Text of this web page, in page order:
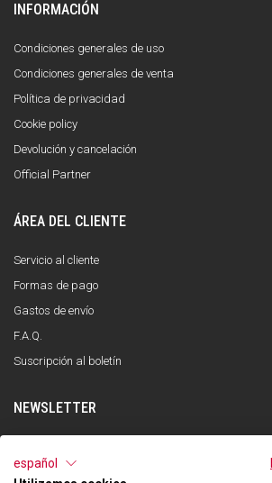
INFORMACIÓN
Condiciones generales de uso
Condiciones generales de venta
Política de privacidad
Cookie policy
Devolución y cancelación
Official Partner
ÁREA DEL CLIENTE
Servicio al cliente
Formas de pago
Gastos de envío
F.A.Q.
Suscripción al boletín
NEWSLETTER
español